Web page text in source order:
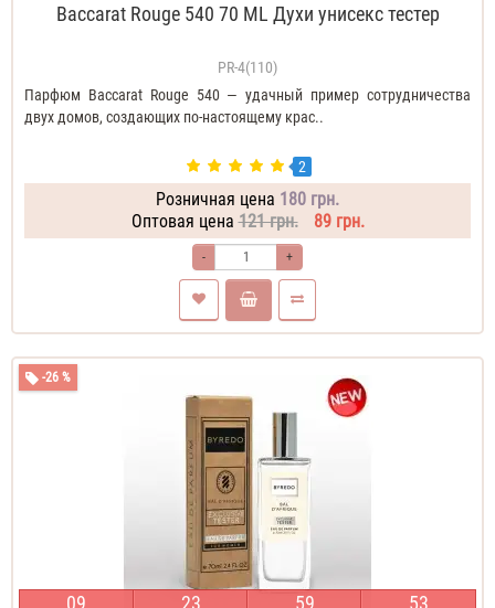
Baccarat Rouge 540 70 ML Духи унисекс тестер
PR-4(110)
Парфюм Baccarat Rouge 540 — удачный пример сотрудничества
двух домов, создающих по-настоящему крас..
2
Розничная цена 180 грн.
Оптовая цена 121 грн. 89 грн.
- +
-26 %
09 23 59 52